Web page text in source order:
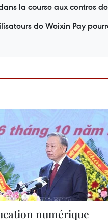
la course aux centres
de Weixin Pay
numérique